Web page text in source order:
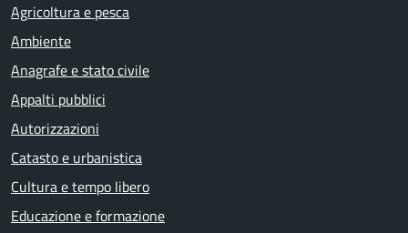
Agricoltura e pesca
Ambiente
Anagrafe e stato civile
Appalti pubblici
Autorizzazioni
Catasto e urbanistica
Cultura e tempo libero
Educazione e formazione